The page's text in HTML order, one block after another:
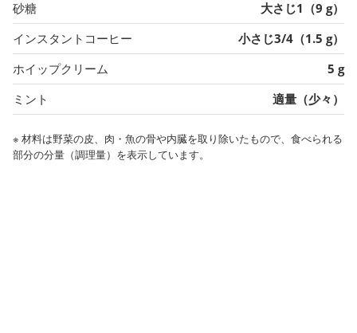
砂糖
大さじ1（9 g）
インスタントコーヒー
小さじ3/4（1.5 g）
ホイップクリーム
5 g
ミント
適量（少々）
※ 材料は野菜の皮、肉・魚の骨や内臓を取り除いたもので、食べられる
部分の分量（調理量）を表示しています。